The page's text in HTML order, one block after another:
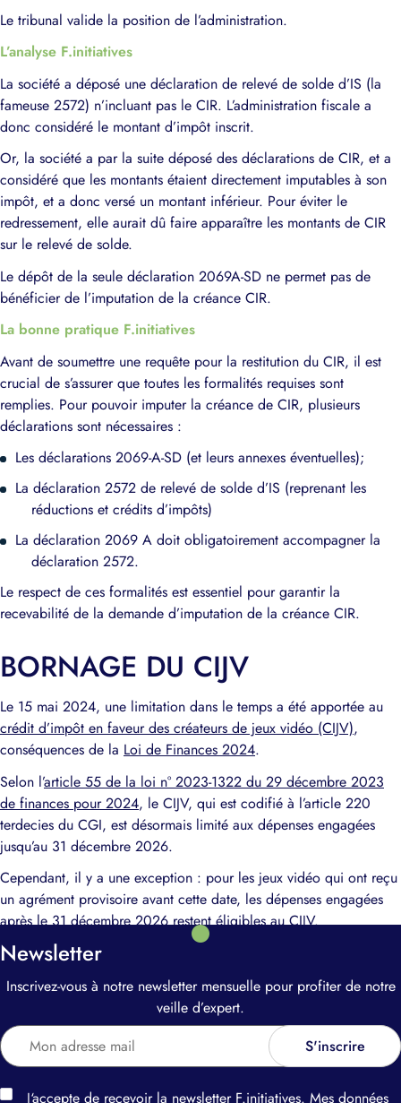
Le tribunal valide la position de l’administration.
L’analyse F.initiatives
La société a déposé une déclaration de relevé de solde d’IS (la
fameuse 2572) n’incluant pas le CIR. L’administration fiscale a
donc considéré le montant d’impôt inscrit.
Or, la société a par la suite déposé des déclarations de CIR, et a
considéré que les montants étaient directement imputables à son
impôt, et a donc versé un montant inférieur. Pour éviter le
redressement, elle aurait dû faire apparaître les montants de CIR
sur le relevé de solde.
Le dépôt de la seule déclaration 2069A-SD ne permet pas de
bénéficier de l’imputation de la créance CIR.
La bonne pratique F.initiatives
Avant de soumettre une requête pour la restitution du CIR, il est
crucial de s’assurer que toutes les formalités requises sont
remplies. Pour pouvoir imputer la créance de CIR, plusieurs
déclarations sont nécessaires :
Les déclarations 2069-A-SD (et leurs annexes éventuelles);
La déclaration 2572 de relevé de solde d’IS (reprenant les
réductions et crédits d’impôts)
La déclaration 2069 A doit obligatoirement accompagner la
déclaration 2572.
Le respect de ces formalités est essentiel pour garantir la
recevabilité de la demande d’imputation de la créance CIR.
BORNAGE DU CIJV
Le 15 mai 2024, une limitation dans le temps a été apportée au
crédit d’impôt en faveur des créateurs de jeux vidéo (CIJV),
conséquences de la Loi de Finances 2024.
Selon l’article 55 de la loi n° 2023-1322 du 29 décembre 2023
de finances pour 2024, le CIJV, qui est codifié à l’article 220
terdecies du CGI, est désormais limité aux dépenses engagées
jusqu’au 31 décembre 2026.
Cependant, il y a une exception : pour les jeux vidéo qui ont reçu
un agrément provisoire avant cette date, les dépenses engagées
après le 31 décembre 2026 restent éligibles au CIJV.
Newsletter
Inscrivez-vous à notre newsletter mensuelle pour profiter de notre
veille d’expert.
J‘accepte de recevoir la newsletter F.initiatives. Mes données